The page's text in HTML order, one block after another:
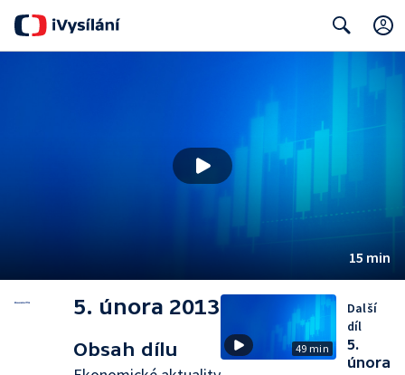
15 min
5. února 2013
Obsah dílu
49 min
Další
díl
5.
února